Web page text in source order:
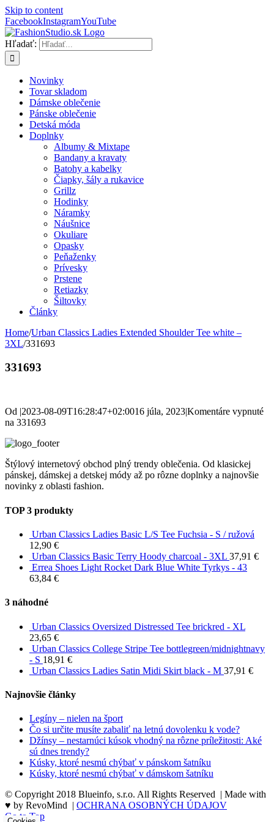
Skip to content
FacebookInstagramYouTube
Hľadať:
Novinky
Tovar skladom
Dámske oblečenie
Pánske oblečenie
Detská móda
Doplnky
Albumy & Mixtape
Bandany a kravaty
Batohy a kabelky
Čiapky, šály a rukavice
Grillz
Hodinky
Náramky
Náušnice
Okuliare
Opasky
Peňaženky
Prívesky
Prstene
Retiazky
Šiltovky
Články
Home/Urban Classics Ladies Extended Shoulder Tee white –
3XL/331693
331693
Od |2023-08-09T16:28:47+02:0016 júla, 2023|Komentáre vypnuté
na 331693
Štýlový internetový obchod plný trendy oblečenia. Od klasickej
pánskej, dámskej a detskej módy až po rôzne doplnky a najnovšie
novinky z oblasti fashion.
TOP 3 produkty
Urban Classics Ladies Basic L/S Tee Fuchsia - S / ružová
12,90 €
Urban Classics Basic Terry Hoody charcoal - 3XL 37,91 €
Errea Shoes Light Rocket Dark Blue White Tyrkys - 43
63,84 €
3 náhodné
Urban Classics Oversized Distressed Tee brickred - XL
23,65 €
Urban Classics College Stripe Tee bottlegreen/midnightnavy
- S 18,91 €
Urban Classics Ladies Satin Midi Skirt black - M 37,91 €
Najnovšie články
Legíny – nielen na šport
Čo si určite musíte zabaliť na letnú dovolenku k vode?
Džínsy – nestarnúci kúsok vhodný na rôzne príležitosti: Aké
sú dnes trendy?
Kúsky, ktoré nesmú chýbať v pánskom šatníku
Kúsky, ktoré nesmú chýbať v dámskom šatníku
© Copyright 2018 Blueinfo, s.r.o. All Rights Reserved | Made with
♥ by RevoMind | OCHRANA OSOBNÝCH ÚDAJOV
Go to Top